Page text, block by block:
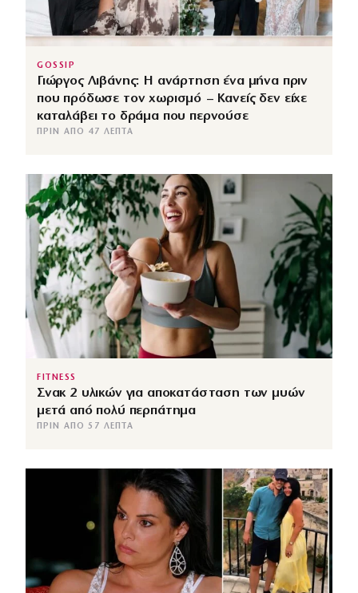
GOSSIP
Γιώργος Λιβάνης: Η ανάρτηση ένα μήνα πριν
που πρόδωσε τον χωρισμό – Κανείς δεν είχε
καταλάβει το δράμα που περνούσε
ΠΡΙΝ ΑΠΌ 47 ΛΕΠΤΆ
FITNESS
Σνακ 2 υλικών για αποκατάσταση των μυών
μετά από πολύ περπάτημα
ΠΡΙΝ ΑΠΌ 57 ΛΕΠΤΆ